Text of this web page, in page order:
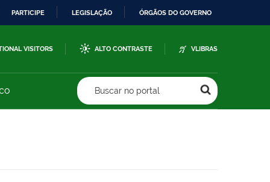
PARTICIPE LEGISLAÇÃO ÓRGÃOS DO GOVERNO
VISITORS ALTO CONTRASTE VLIBRAS
Buscar no portal